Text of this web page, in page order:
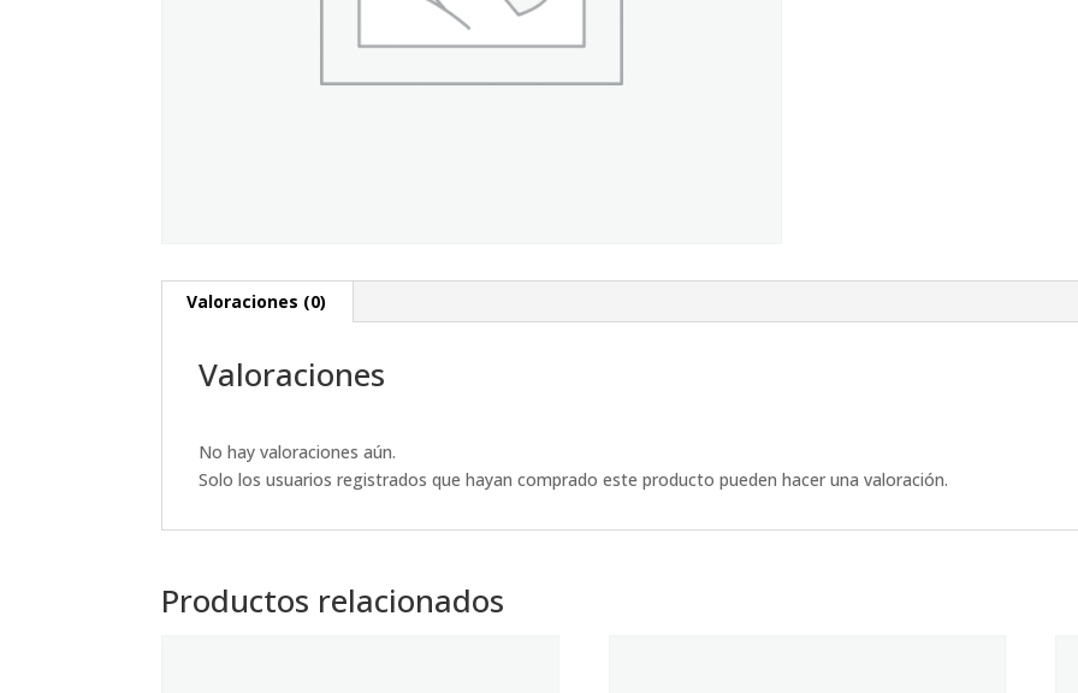
Valoraciones (0)
Valoraciones
No hay valoraciones aún.
Solo los usuarios registrados que hayan comprado este producto pueden hacer una valoración.
Productos relacionados